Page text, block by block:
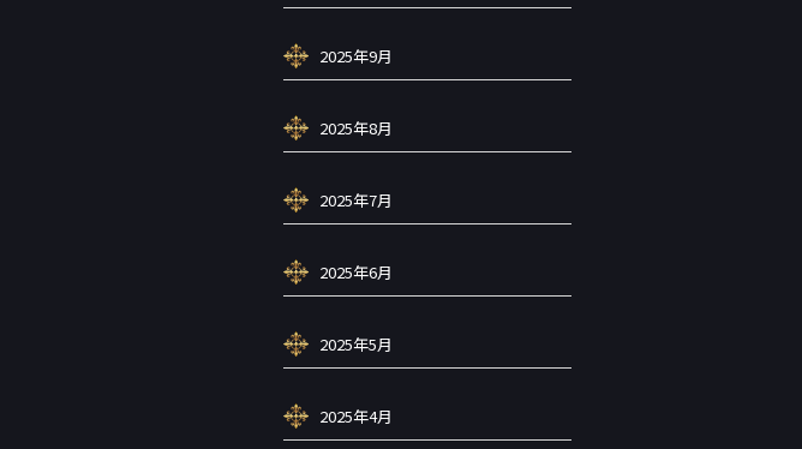
2025年9月
2025年8月
2025年7月
2025年6月
2025年5月
2025年4月